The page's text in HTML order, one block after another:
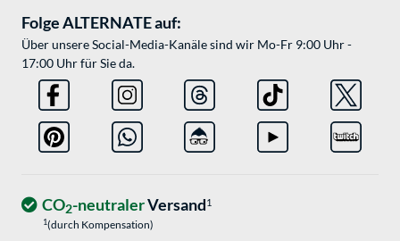
Folge ALTERNATE auf:
Über unsere Social-Media-Kanäle sind wir Mo-Fr 9:00 Uhr -
17:00 Uhr für Sie da.
CO2-neutralerVersand1
1(durch Kompensation)